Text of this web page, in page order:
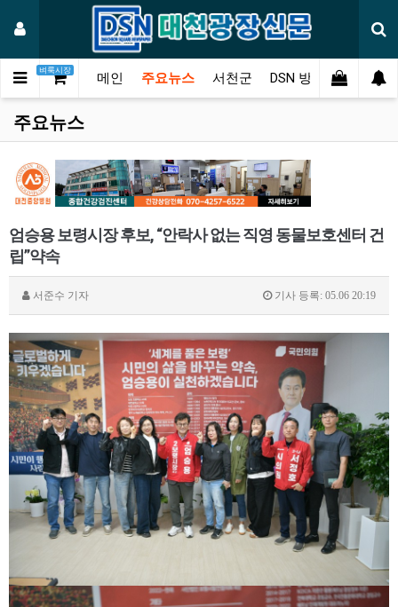
벼룩시장
메인 주요뉴스 서천군 DSN 방송 오피니언
주요뉴스
엄승용 보령시장 후보, “안락사 없는 직영 동물보호센터 건
립”약속
서준수 기자 기사 등록: 05.06 20:19